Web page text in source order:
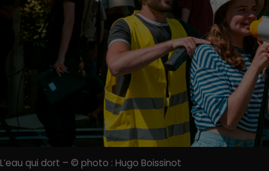
L’eau qui dort – © photo : Hugo Boissinot